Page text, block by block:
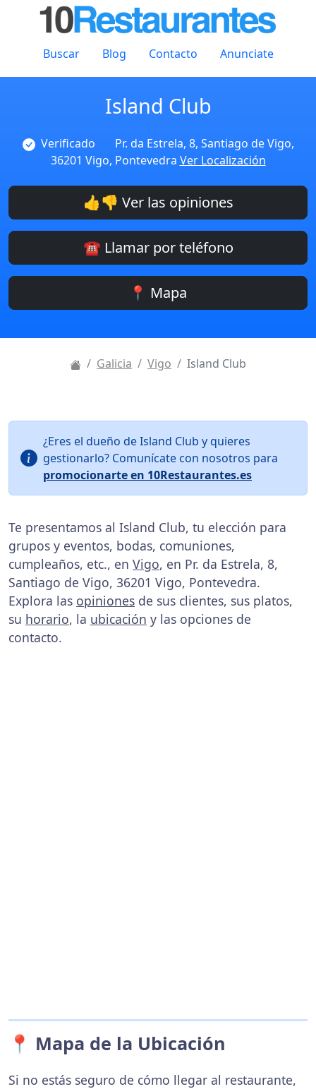
Buscar Blog Contacto Anunciate
Island Club
Verificado
Pr. da Estrela, 8, Santiago de Vigo,
36201 Vigo, Pontevedra Ver Localización
👍👎 Ver las opiniones
☎️ Llamar por teléfono
📍 Mapa
Galicia Vigo Island Club
¿Eres el dueño de Island Club y quieres
gestionarlo? Comunícate con nosotros para
promocionarte en 10Restaurantes.es
Te presentamos al Island Club, tu elección para
grupos y eventos, bodas, comuniones,
cumpleaños, etc., en Vigo, en Pr. da Estrela, 8,
Santiago de Vigo, 36201 Vigo, Pontevedra.
Explora las opiniones de sus clientes, sus platos,
su horario, la ubicación y las opciones de
contacto.
📍 Mapa de la Ubicación
Si no estás seguro de cómo llegar al restaurante,